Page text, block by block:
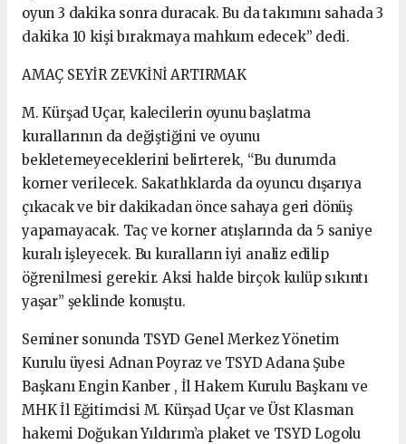
oyun 3 dakika sonra duracak. Bu da takımını sahada 3
dakika 10 kişi bırakmaya mahkum edecek” dedi.
AMAÇ SEYİR ZEVKİNİ ARTIRMAK
M. Kürşad Uçar, kalecilerin oyunu başlatma
kurallarının da değiştiğini ve oyunu
bekletemeyeceklerini belirterek, “Bu durumda
korner verilecek. Sakatlıklarda da oyuncu dışarıya
çıkacak ve bir dakikadan önce sahaya geri dönüş
yapamayacak. Taç ve korner atışlarında da 5 saniye
kuralı işleyecek. Bu kuralların iyi analiz edilip
öğrenilmesi gerekir. Aksi halde birçok kulüp sıkıntı
yaşar” şeklinde konuştu.
Seminer sonunda TSYD Genel Merkez Yönetim
Kurulu üyesi Adnan Poyraz ve TSYD Adana Şube
Başkanı Engin Kanber , İl Hakem Kurulu Başkanı ve
MHK İl Eğitimcisi M. Kürşad Uçar ve Üst Klasman
hakemi Doğukan Yıldırım’a plaket ve TSYD Logolu